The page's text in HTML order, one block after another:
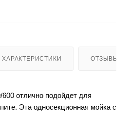
ХАРАКТЕРИСТИКИ ОТЗЫВЫ
отлично подойдет для
Эта односекционная мойка с